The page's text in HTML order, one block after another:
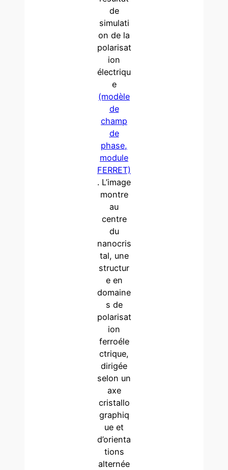
de
simulati
on de la
polarisat
ion
électriqu
e
(modèle
de
champ
de
phase,
module
FERRET)
. L’image
montre
au
centre
du
nanocris
tal, une
structur
e en
domaine
s de
polarisat
ion
ferroéle
ctrique,
dirigée
selon un
axe
cristallo
graphiq
ue et
d’orienta
tions
alternée